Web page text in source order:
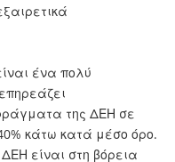
ένα πολύ
της ΔΕΗ σε
κάτω κατά μέσο όρο.
είναι στη βόρεια